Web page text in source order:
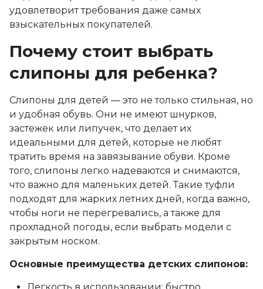
удовлетворит требования даже самых
взыскательных покупателей.
Почему стоит выбрать
слипоны для ребенка?
Слипоны для детей — это не только стильная, но
и удобная обувь. Они не имеют шнурков,
застежек или липучек, что делает их
идеальными для детей, которые не любят
тратить время на завязывание обуви. Кроме
того, слипоны легко надеваются и снимаются,
что важно для маленьких детей. Такие туфли
подходят для жарких летних дней, когда важно,
чтобы ноги не перегревались, а также для
прохладной погоды, если выбрать модели с
закрытым носком.
Основные преимущества детских слипонов: